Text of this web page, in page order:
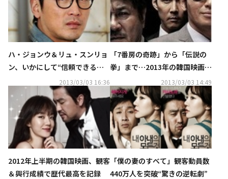
ハ・ジョンウ＆リュ・スンリョ
ン、いかにして“信頼できる俳
優”となったのか？2013/03/03 16:36
「7番房の奇跡」から「伝説の
拳」まで…2013年の韓国映画か
2013/03/03 14:49
2012年上半期の韓国映画、観客
＆興行成績で歴代最高を記録
「僕の妻のすべて」観客動員数
440万人を突破“驚きの逆転劇”